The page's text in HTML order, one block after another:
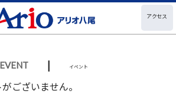
アクセス
EVENT | イベント
ございません。